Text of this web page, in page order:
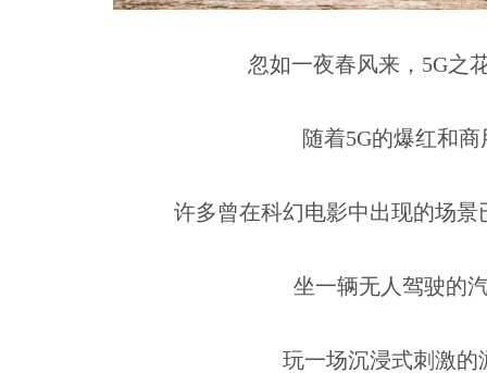
忽如一夜春风来，5G之
随着5G的爆红和商
许多曾在科幻电影中出现的场景
坐一辆无人驾驶的
玩一场沉浸式刺激的